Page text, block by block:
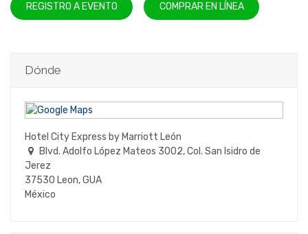
REGISTRO A EVENTO COMPRAR EN LÍNEA
Dónde
Hotel City Express by Marriott León
Blvd. Adolfo López Mateos 3002, Col. San Isidro de
Jerez
37530 Leon, GUA
México